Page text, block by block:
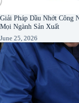
Giải Pháp Dầu Nhớt Công
Mọi Ngành Sản Xuất
June 25, 2026